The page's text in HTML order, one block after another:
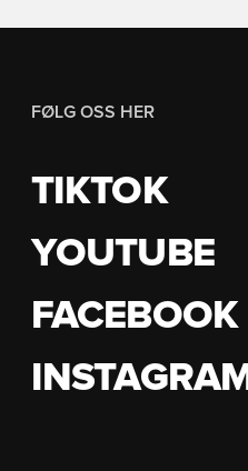
FØLG OSS HER
TIKTOK
YOUTUBE
FACEBOOK
INSTAGRAM